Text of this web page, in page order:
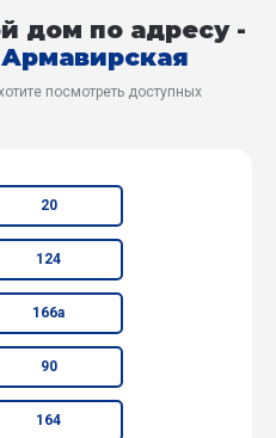
дом по адресу -
посмотреть доступных
20
124
166а
90
164